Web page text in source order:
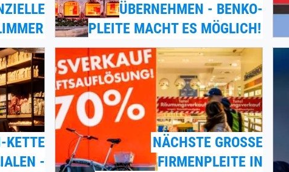
K
ÜBERNEHMEN - BENKO-
PLEITE MACHT ES MÖGLICH!
KETTE
- I
NÄCHSTE GROSSE F
IRMENPLEITE IN D